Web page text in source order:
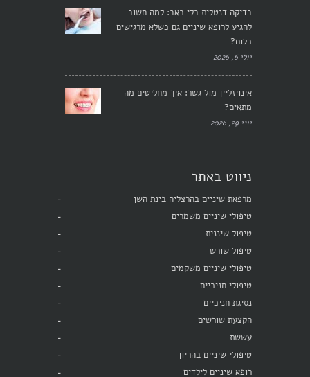
בדיקה דנטלית בלי כאב: למה חשוב
להגיע לרופא שיניים גם כשלא מרגישים
כלום?
יולי 6, 2026
אינויזליין מול גשר: איך מחליטים מה
מתאים?
יוני 29, 2026
ניווט באתר
מרפאת שיניים בהרצליה בינת השן
טיפולי שיניים משמרים
טיפול שיננית
טיפול שורש
טיפולי שיניים משקמים
טיפולי חניכיים
נסיגת חניכיים
הקצעת שורשים
עששת
טיפולי שיניים בהריון
רופא שיניים לילדים